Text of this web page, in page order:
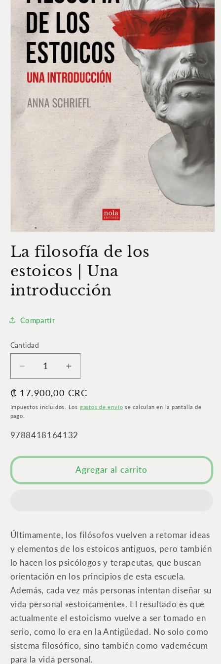
multimedia
1
una
modal
La filosofía de los
estoicos | Una
introducción
Compartir
Cantidad
Cantidad
Reducir
cantidad
para
La
filosofía
los
|
introducción
Aumentar
cantidad
para
La
los
|
Una
introducción
Precio
habitual
₡ 17.900,00 CRC
Impuestos incluidos. Los gastos de envío se calculan en la pantalla de
pago.
SKU:
9788418164132
Agregar al carrito
Últimamente, los filósofos vuelven a retomar ideas
y elementos de los estoicos antiguos, pero también
lo hacen los psicólogos y terapeutas, que buscan
orientación en los principios de esta escuela.
Además, cada vez más personas intentan diseñar su
vida personal «estoicamente». El resultado es que
actualmente el estoicismo vuelve a ser tomado en
serio, como lo era en la Antigüedad. No solo como
sistema filosófico, sino también como vademécum
para la vida personal.